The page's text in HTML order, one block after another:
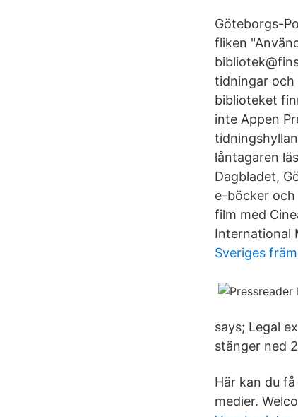
Göteborgs-
fliken
tidningar och
biblioteket
inte Appen
låntagaren
Dagbladet,
e-böcker och
film med
International
Sveriges
says; Legal
stänger ned
Här kan du
medier.